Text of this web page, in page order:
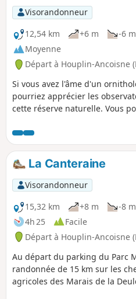
Visorandonneur
12,54 km
+6 m -6 m
Moyenne
Départ à Houplin-Ancoisne
Si vous avez l'âme d'un
pourriez apprécier les
cette réserve naturelle. Vous
arbres où encore vous
Mosaïc (sur réservation). Ce
particulièrement verdoyant et
quoi passer une excellente
famille ou entre amis.
La Canteraine
Visorandonneur
15,32 km
+8 m
-8 m
4h 25
Facile
Départ à Houplin-Ancoisne
Au départ du parking du Parc
randonnée de 15 km sur les
agricoles des Marais de la